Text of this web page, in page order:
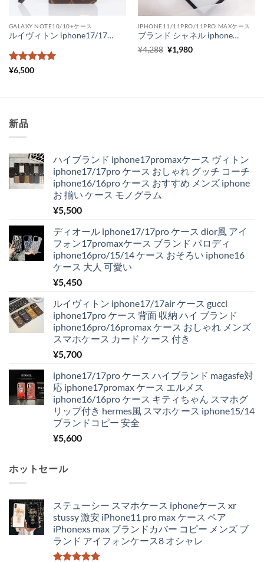
GALAXY NOTE10/10+ケース
ルイヴィトン iphone17/17pro/16/15/15pro ケース 手帳型 グッチ android スライド式スマホケース ヴィトンスマホケースギャラクシー アイフォン コピー 全機種対応 激安
5段階中
¥6,500
IPHONE11/11PRO/11PRO MAXケース
ブランド シャネル iphoneケース 透明 頑丈 Supreme クリア iPhone11 pro max スマホカバー おしゃれ iPhonexr ガラスケース おすすめ
¥4,288 元
¥1,980現
新品
ハイブランド iphone17promaxケース ヴィトン
iphone17/17pro ケース おしゃれ グッチ コーチ
iphone16/16pro ケース おすすめ メンズ iphone
お 揃い ケース モノグラム
¥5,500
ディオール iphone17/17pro ケース dior風 アイ
フォン17promaxケース ブランド パロディ
iphone16pro/15/14 ケース おそろい iphone16
ケース 大人 可愛い
¥5,450
ルイヴィトン iphone17/17air ケース gucci
iphone17pro ケース 背面 収納 ハイ ブランド
iphone16pro/16promax ケース おしゃれ メンズ
スマホケース カード ケース 付き
¥5,700
iphone17/17pro ケース ハイブランド magasfe対
応 iphone17promax ケース エルメス
iphone16/16pro ケース キティちゃん スマホグ
リップ付き hermes風 スマホケース iphone15/14
ブランドコピー 安全
¥5,600
ホットセール
ステューシー スマホケース iphoneケース xr
stussy 激安 iPhone11 pro max ケース ペア
iPhonexs max ブランドカバー コピー メンズ ブ
ランド アイフォンケース8 オシャレ